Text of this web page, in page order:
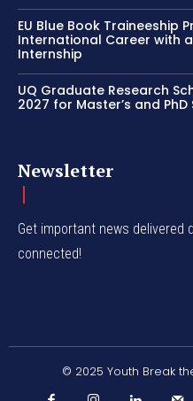
EU Blue Book Traineeship
International Career with
Internship
UQ Graduate Research
2027 for Master’s and
Newsletter
Get important news delivered
connected!
© 2025 Youth Break